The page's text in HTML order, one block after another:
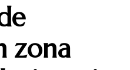
zona